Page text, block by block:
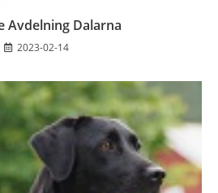
Avdelning Dalarna
2023-02-14